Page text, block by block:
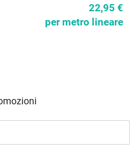
22,95 €
per metro lineare